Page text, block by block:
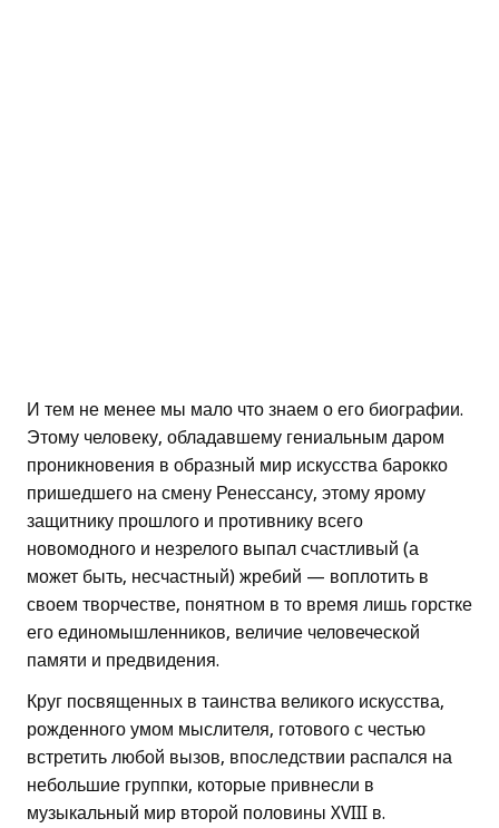
И тем не менее мы мало что знаем о его биографии.
Этому человеку, обладавшему гениальным даром
проникновения в образный мир искусства барокко
пришедшего на смену Ренессансу, этому ярому
защитнику прошлого и противнику всего
новомодного и незрелого выпал счастливый (а
может быть, несчастный) жребий — воплотить в
своем творчестве, понятном в то время лишь горстке
его единомышленников, величие человеческой
памяти и предвидения.
Круг посвященных в таинства великого искусства,
рожденного умом мыслителя, готового с честью
встретить любой вызов, впоследствии распался на
небольшие группки, которые привнесли в
музыкальный мир второй половины XVIII в.